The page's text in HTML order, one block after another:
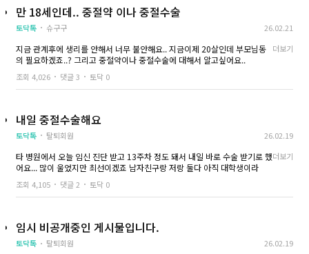
답답하네요.제발 도와주세요.
만 18세인데.. 중절약 이나 중절수술
토닥톡 슈구구 26.02.21
지금 관계후에 생리를 안해서 너무 불안해요.. 지금이제 20살인데 부모님동
의 필요하겠죠..? 그리고 중절약이나 중절수술에 대해서 알고싶어요..
더보기
조회 4,026 댓글 3 토닥 0
내일 중절수술해요
토닥톡 탈퇴회원 26.02.19
타 병원에서 오늘 임신 진단 받고 13주차 정도 돼서 내일 바로 수술 받기로 했
어요... 많이 울었지만 최선이겠죠 남자친구랑 저랑 둘다 아직 대학생이라
더보기
조회 4,105 댓글 2 토닥 0
임시 비공개중인 게시물입니다.
토닥톡 탈퇴회원 26.02.19